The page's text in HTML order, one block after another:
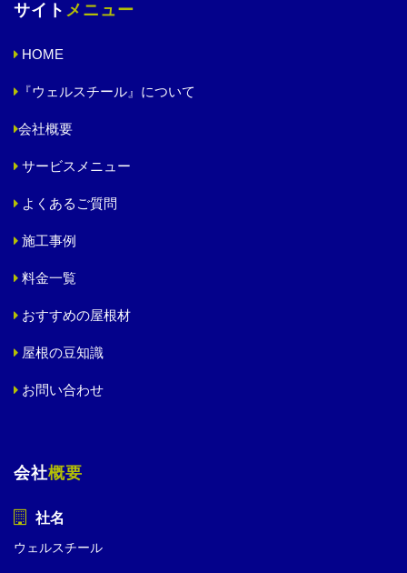
サイト メニュー
HOME
『ウェルスチール』について
会社概要
サービスメニュー
よくあるご質問
施工事例
料金一覧
おすすめの屋根材
屋根の豆知識
お問い合わせ
会社概要
社名
ウェルスチール